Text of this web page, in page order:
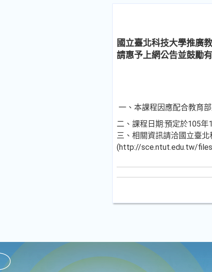
國立臺北科技大學推廣
請惠予上網公告並鼓勵
一、本課程因應配合教育
二、課程日期:預定於105
三、相關資訊請洽國立臺
(http://sce.ntut.edu.tw/